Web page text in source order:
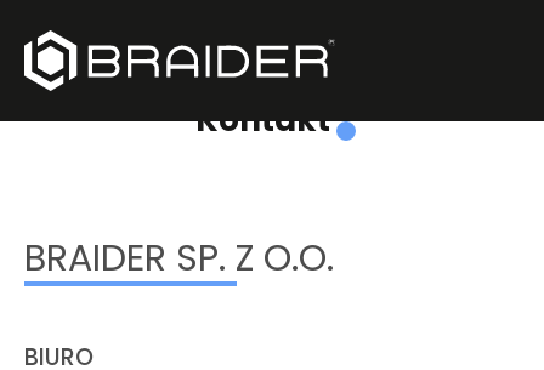
Kontakt
BRAIDER SP. Z O.O.
BIURO